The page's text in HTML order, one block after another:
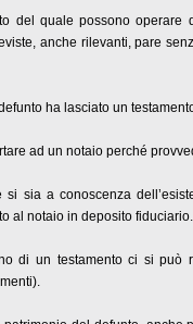
del quale possono operare
anche rilevanti, pare
ha lasciato un
ad un notaio perché
si sia a conoscenza
al notaio in deposito fiduciario.
di un testamento ci si può